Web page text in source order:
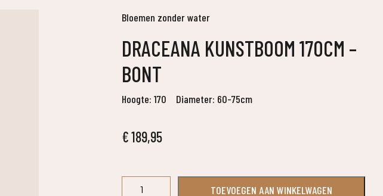
Bloemen zonder water
DRACEANA KUNSTBOOM 170CM –
BONT
Hoogte: 170 Diameter: 60-75cm
€189,95
TOEVOEGEN AAN WINKELWAGEN